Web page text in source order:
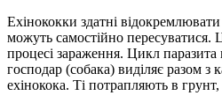
Ехінококки здатні
можуть самостійно пересуватися.
процесі зараження. Цикл
господар (собака) виділяє разом
ехінокока. Ті потрапляють в грунт,